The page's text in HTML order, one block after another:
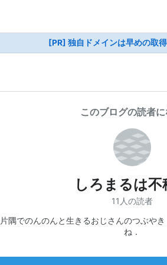
[PR] 独自ドメインは早めの取
このブログの読者
しろまるは不
11人の読者
隅でのんのんと生きるおじさんのつぶや
ね．